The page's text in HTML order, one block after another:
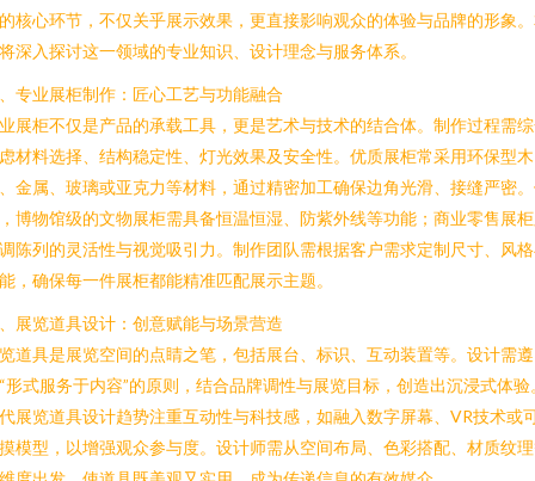
核心环节，不仅关乎展示效果，更直接影响观众的体验与品牌的形象
深入探讨这一领域的专业知识、设计理念与服务体系。
专业展柜制作：匠心工艺与功能融合
展柜不仅是产品的承载工具，更是艺术与技术的结合体。制作过程需
材料选择、结构稳定性、灯光效果及安全性。优质展柜常采用环保型木
金属、玻璃或亚克力等材料，通过精密加工确保边角光滑、接缝严密
博物馆级的文物展柜需具备恒温恒湿、防紫外线等功能；商业零售展
陈列的灵活性与视觉吸引力。制作团队需根据客户需求定制尺寸、风
，确保每一件展柜都能精准匹配展示主题。
展览道具设计：创意赋能与场景营造
道具是展览空间的点睛之笔，包括展台、标识、互动装置等。设计需遵
形式服务于内容”的原则，结合品牌调性与展览目标，创造出沉浸式体验
展览道具设计趋势注重互动性与科技感，如融入数字屏幕、VR技术或
模型，以增强观众参与度。设计师需从空间布局、色彩搭配、材质纹